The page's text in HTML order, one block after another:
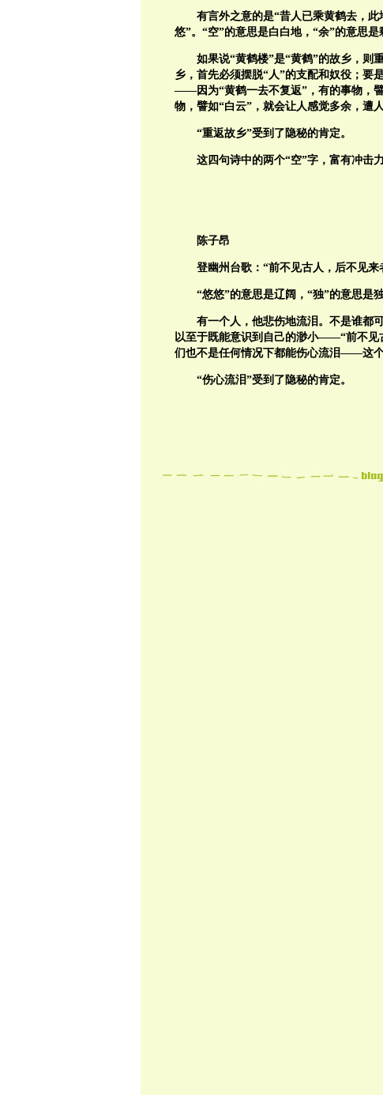
有言外之意的是“昔人已乘黄鹤去，
悠”。“空”的意思是白白地，“余”的意思是
如果说“黄鹤楼”是“黄鹤”的故乡，
乡，首先必须摆脱“人”的支配和奴役；要
——因为“黄鹤一去不复返”，有的事物，
物，譬如“白云”，就会让人感觉多余，遭人
“重返故乡”受到了隐秘的肯定。
这四句诗中的两个“空”字，富有冲击力
陈子昂
登幽州台歌：“前不见古人，后不见
“悠悠”的意思是辽阔，“独”的意思是
有一个人，他悲伤地流泪。不是谁都
以至于既能意识到自己的渺小——“前不见
们也不是任何情况下都能伤心流泪——这个
“伤心流泪”受到了隐秘的肯定。